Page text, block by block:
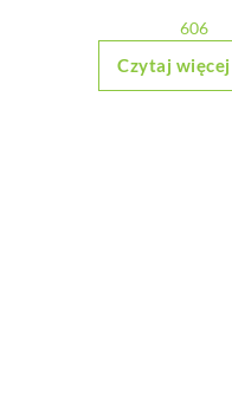
606
Czytaj więcej